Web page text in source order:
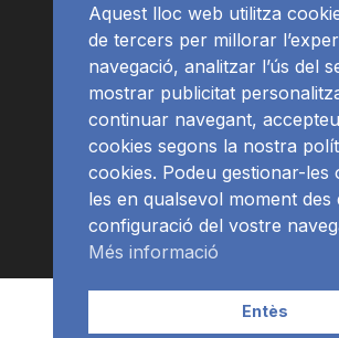
APP Programació
Aquest lloc web utilitza
de tercers per millorar
navegació, analitzar l’ús del
mostrar publicitat
continuar navegant, accepteu
cookies segons la nostra
cookies. Podeu gestionar-les
les en qualsevol moment des
configuració del vostre
Més informació
Entès